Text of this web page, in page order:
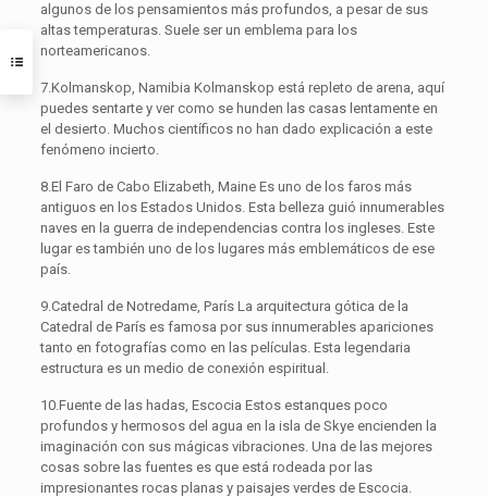
algunos de los pensamientos más profundos, a pesar de sus
altas temperaturas. Suele ser un emblema para los
norteamericanos.
7.Kolmanskop, Namibia Kolmanskop está repleto de arena, aquí
puedes sentarte y ver como se hunden las casas lentamente en
el desierto. Muchos científicos no han dado explicación a este
fenómeno incierto.
8.El Faro de Cabo Elizabeth, Maine Es uno de los faros más
antiguos en los Estados Unidos. Esta belleza guió innumerables
naves en la guerra de independencias contra los ingleses. Este
lugar es también uno de los lugares más emblemáticos de ese
país.
9.Catedral de Notredame, París La arquitectura gótica de la
Catedral de París es famosa por sus innumerables apariciones
tanto en fotografías como en las películas. Esta legendaria
estructura es un medio de conexión espiritual.
10.Fuente de las hadas, Escocia Estos estanques poco
profundos y hermosos del agua en la isla de Skye encienden la
imaginación con sus mágicas vibraciones. Una de las mejores
cosas sobre las fuentes es que está rodeada por las
impresionantes rocas planas y paisajes verdes de Escocia.